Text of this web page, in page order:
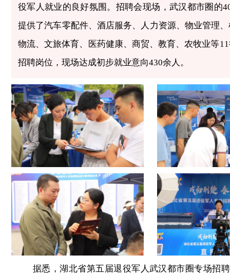
役军人就业的良好氛围。招聘会现场，武汉都市圈的
提供了汽车零配件、酒店服务、人力资源、物业管理
物流、文旅体育、医药健康、商贸、教育、农牧业等
招聘岗位，现场达成初步就业意向430余人。
据悉，湖北省第五届退役军人武汉都市圈专场招